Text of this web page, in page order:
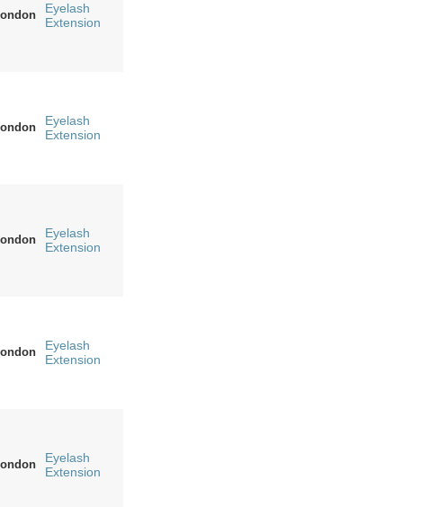
Eyelash
Extension
Eyelash
Extension
Eyelash
Extension
Eyelash
Extension
Eyelash
Extension